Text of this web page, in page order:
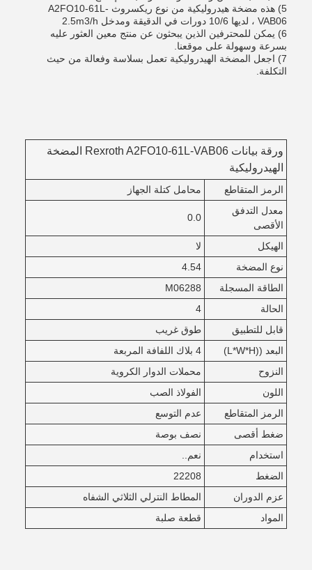
5) هذه مضخة هيدروليكية من نوع ريكسروث A2FO10-61L-
VAB06 ، لديها 10/6 دورات في الدقيقة ومدخل 2.5m3/h
6) يمكن للمحترفين الذين يبحثون عن منتج معين العثور عليه
بسرعة وسهولة على موقعنا.
7) اجعل المضخة الهيدروليكية تعمل بسلاسة وفعالة من حيث
التكلفة.
ورقة بيانات Rexroth A2FO10-61L-VAB06 المضخة
الهيدروليكية
الرمز المتقاطع
محامل كتلة الجهاز
معدل التدفق
الأقصى
0.0
الهيكل
لا
نوع المضخة
4.54
الطاقة المسجلة
M06288
الحالة
4
قابل للتطبيق
طوق غريب
البعد ((L*W*H)
4 بلاك اللفافة المربعة
النزوح
محملات الدوار الكروية
اللون
الفولاذ الصب
الرمز المتقاطع
عدم التوسع
ضغط أقصى
نصف بوصة
استخدام
نعم..
الضغط
22208
عزم الدوران
المطاط النترلي الثلاثي الشفاه
المواد
قطعة صلبة